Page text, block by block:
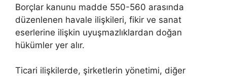
Borçlar kanunu madde 550-560 arasında
düzenlenen havale ilişkileri, fikir ve sanat
eserlerine ilişkin uyuşmazlıklardan doğan
hükümler yer alır.
Ticari ilişkilerde, şirketlerin yönetimi, diğer